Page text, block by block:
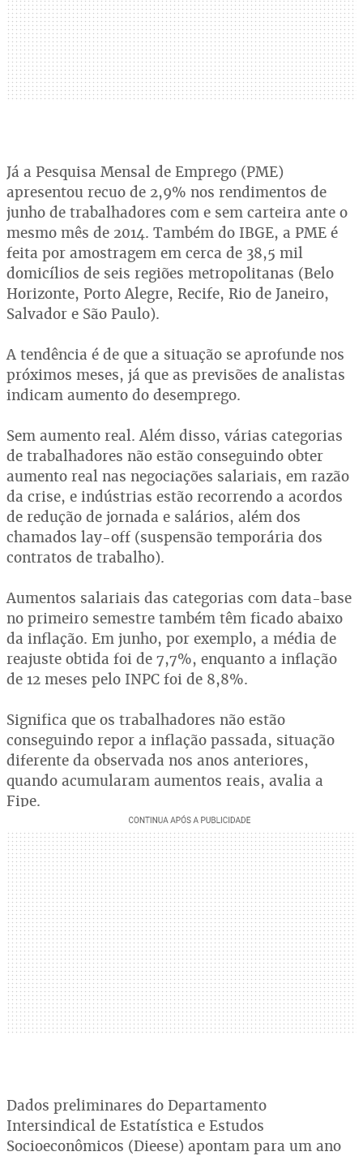
Já a Pesquisa Mensal de Emprego (PME)
apresentou recuo de 2,9% nos rendimentos de
junho de trabalhadores com e sem carteira ante o
mesmo mês de 2014. Também do IBGE, a PME é
feita por amostragem em cerca de 38,5 mil
domicílios de seis regiões metropolitanas (Belo
Horizonte, Porto Alegre, Recife, Rio de Janeiro,
Salvador e São Paulo).
A tendência é de que a situação se aprofunde nos
próximos meses, já que as previsões de analistas
indicam aumento do desemprego.
Sem aumento real. Além disso, várias categorias
de trabalhadores não estão conseguindo obter
aumento real nas negociações salariais, em razão
da crise, e indústrias estão recorrendo a acordos
de redução de jornada e salários, além dos
chamados lay-off (suspensão temporária dos
contratos de trabalho).
Aumentos salariais das categorias com data-base
no primeiro semestre também têm ficado abaixo
da inflação. Em junho, por exemplo, a média de
reajuste obtida foi de 7,7%, enquanto a inflação
de 12 meses pelo INPC foi de 8,8%.
Significa que os trabalhadores não estão
conseguindo repor a inflação passada, situação
diferente da observada nos anos anteriores,
quando acumularam aumentos reais, avalia a
Fipe.
Dados preliminares do Departamento
Intersindical de Estatística e Estudos
Socioeconômicos (Dieese) apontam para um ano